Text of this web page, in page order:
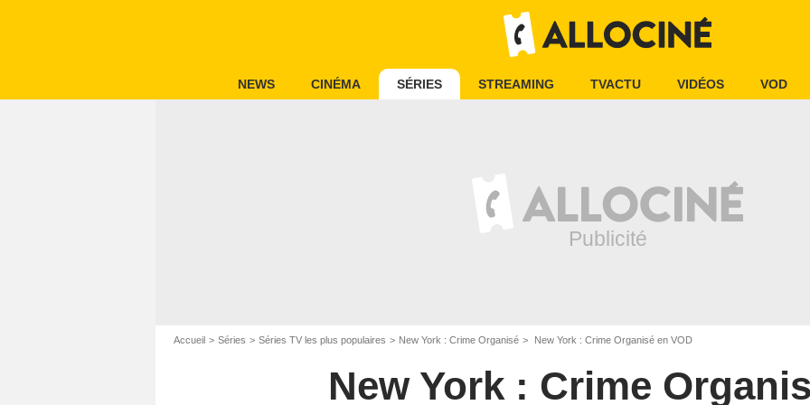
NEWS CINÉMA SÉRIES STREAMING TVACTU VIDÉOS VOD
Accueil Séries Séries TV les plus populaires New York : Crime Organisé New York : Crime Organisé en VOD
New York : Crime